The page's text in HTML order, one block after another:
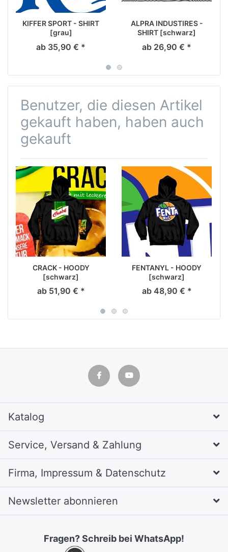
KIFFER SPORT - SHIRT
[grau]
ab 35,90 € *
ALPRA INDUSTIRES -
SHIRT [schwarz]
ab 26,90 € *
Benutzer, die diesen Artikel
gekauft haben, haben auch
gekauft
CRACK - HOODY
[schwarz]
ab 51,90 € *
FENTANYL - HOODY
[schwarz]
ab 48,90 € *
Katalog
Service, Versand & Zahlung
Firma, Impressum & Datenschutz
Newsletter abonnieren
Fragen? Schreib bei WhatsApp!